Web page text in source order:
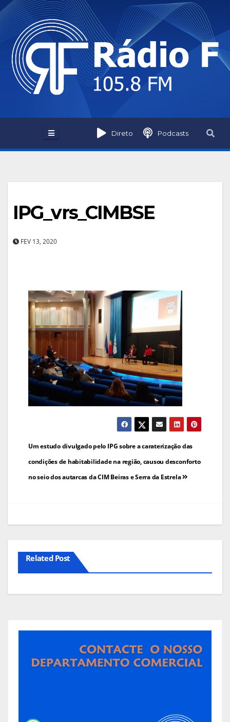
Skip
to
content
Direto Podcasts
IPG_vrs_CIMBSE
FEV 13, 2020
Navegação
de
artigos
Um estudo divulgado pelo IPG sobre a caraterização das
condições de habitabilidade na região, causou desconforto
no seio dos autarcas da CIM Beiras e Serra da Estrela
Related Post